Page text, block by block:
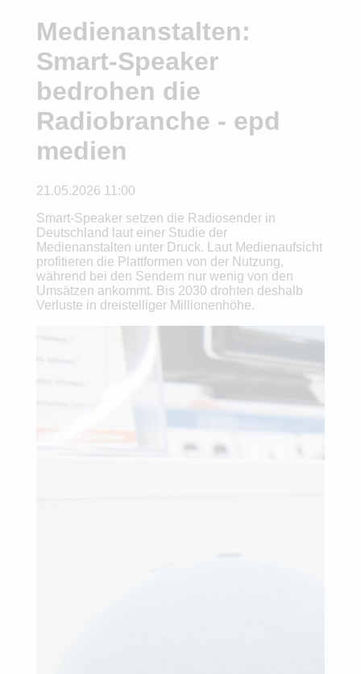
Medienanstalten:
Smart-Speaker
bedrohen die
Radiobranche - epd
medien
21.05.2026 11:00
Smart-Speaker setzen die Radiosender in
Deutschland laut einer Studie der
Medienanstalten unter Druck. Laut Medienaufsicht
profitieren die Plattformen von der Nutzung,
während bei den Sendern nur wenig von den
Umsätzen ankommt. Bis 2030 drohten deshalb
Verluste in dreistelliger Millionenhöhe.